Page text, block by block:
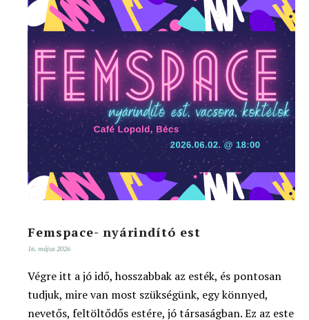
Femspace- nyárindító est
16. május 2026
Végre itt a jó idő, hosszabbak az esték, és pontosan
tudjuk, mire van most szükségünk, egy könnyed,
nevetős, feltöltődős estére, jó társaságban. Ez az este